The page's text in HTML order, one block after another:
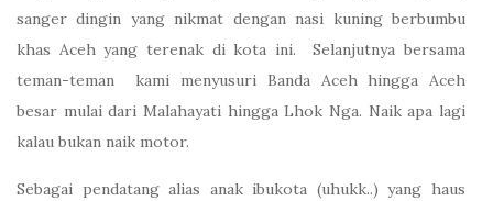
sanger dingin yang nikmat dengan nasi kuning berbumbu
khas Aceh yang terenak di kota ini. Selanjutnya bersama
teman-teman kami menyusuri Banda Aceh hingga Aceh
besar mulai dari Malahayati hingga Lhok Nga. Naik apa lagi
kalau bukan naik motor.
Sebagai pendatang alias anak ibukota (uhukk..) yang haus